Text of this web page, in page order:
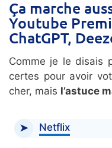
Ça marche
Youtube
ChatGPT,
Comme je le disais
certes pour avoir
cher, mais l’astuce
Netflix